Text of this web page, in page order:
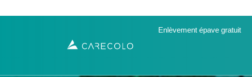
Enlèvement épave gratuit